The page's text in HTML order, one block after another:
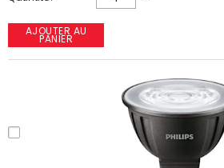
AJOUTER AU
PANIER